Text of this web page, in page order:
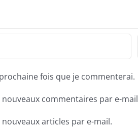
fois que je commenterai.
commentaires par e-
articles par e-mail.